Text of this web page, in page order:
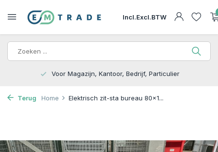
Incl.Excl.BTW
15.000m2 op Voorraad | Bezorgen of Afhalen
Terug Home Elektrisch zit-sta bureau 80x1...